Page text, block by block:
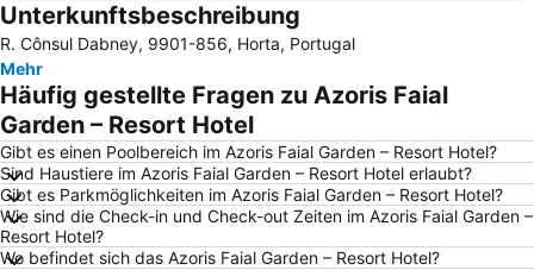
Unterkunftsbeschreibung
R. Cônsul Dabney, 9901-856, Horta, Portugal
Mehr
Häufig gestellte Fragen zu Azoris Faial
Garden – Resort Hotel
Gibt es einen Poolbereich im Azoris Faial Garden – Resort Hotel?
Sind Haustiere im Azoris Faial Garden – Resort Hotel erlaubt?
Gibt es Parkmöglichkeiten im Azoris Faial Garden – Resort Hotel?
Wie sind die Check-in und Check-out Zeiten im Azoris Faial Garden –
Resort Hotel?
Wo befindet sich das Azoris Faial Garden – Resort Hotel?